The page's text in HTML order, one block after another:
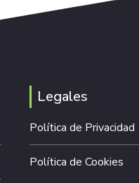
Legales
Política de Privacidad
Política de Cookies